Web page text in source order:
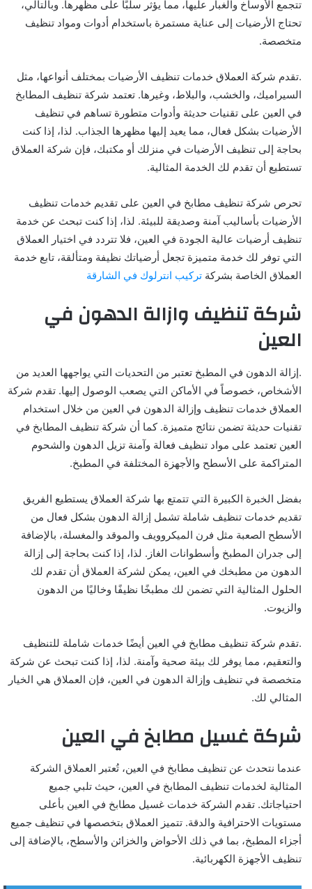
تتجمع الأوساخ والغبار عليها، مما يؤثر سلبًا على مظهرها. وبالتالي،
تحتاج الأرضيات إلى عناية مستمرة باستخدام أدوات ومواد تنظيف
متخصصة.
.تقدم شركة العملاق خدمات تنظيف الأرضيات بمختلف أنواعها، مثل
السيراميك، والخشب، والبلاط، وغيرها. تعتمد شركة تنظيف المطابخ
في العين على تقنيات حديثة وأدوات متطورة تساهم في تنظيف
الأرضيات بشكل فعال، مما يعيد إليها مظهرها الجذاب. لذا، إذا كنت
بحاجة إلى تنظيف الأرضيات في منزلك أو مكتبك، فإن شركة العملاق
تستطيع أن تقدم لك الخدمة المثالية.
تحرص شركة تنظيف مطابخ في العين على تقديم خدمات تنظيف
الأرضيات بأساليب آمنة وصديقة للبيئة. لذا، إذا كنت تبحث عن خدمة
تنظيف أرضيات عالية الجودة في العين، فلا تتردد في اختيار العملاق
التي توفر لك خدمة متميزة تجعل أرضياتك نظيفة ومتألقة، تابع خدمة
العملاق الخاصة بشركة تركيب انترلوك في الشارقة
شركة تنظيف وازالة الدهون في
العين
.إزالة الدهون في المطبخ تعتبر من التحديات التي يواجهها العديد من
الأشخاص، خصوصاً في الأماكن التي يصعب الوصول إليها. تقدم شركة
العملاق خدمات تنظيف وإزالة الدهون في العين من خلال استخدام
تقنيات حديثة تضمن نتائج متميزة. كما أن شركة تنظيف المطابخ في
العين تعتمد على مواد تنظيف فعالة وآمنة تزيل الدهون والشحوم
المتراكمة على الأسطح والأجهزة المختلفة في المطبخ.
بفضل الخبرة الكبيرة التي تتمتع بها شركة العملاق يستطيع الفريق
تقديم خدمات تنظيف شاملة تشمل إزالة الدهون بشكل فعال من
الأسطح الصعبة مثل فرن الميكروويف والموقد والمغسلة، بالإضافة
إلى جدران المطبخ وأسطوانات الغاز. لذا، إذا كنت بحاجة إلى إزالة
الدهون من مطبخك في العين، يمكن لشركة العملاق أن تقدم لك
الحلول المثالية التي تضمن لك مطبخًا نظيفًا وخاليًا من الدهون
والزيوت.
.تقدم شركة تنظيف مطابخ في العين أيضًا خدمات شاملة للتنظيف
والتعقيم، مما يوفر لك بيئة صحية وآمنة. لذا، إذا كنت تبحث عن شركة
متخصصة في تنظيف وإزالة الدهون في العين، فإن العملاق هي الخيار
المثالي لك.
شركة غسيل مطابخ في العين
عندما نتحدث عن تنظيف مطابخ في العين، تُعتبر العملاق الشركة
المثالية لخدمات تنظيف المطابخ في العين، حيث تلبي جميع
احتياجاتك. تقدم الشركة خدمات غسيل مطابخ في العين بأعلى
مستويات الاحترافية والدقة. تتميز العملاق بتخصصها في تنظيف جميع
أجزاء المطبخ، بما في ذلك الأحواض والخزائن والأسطح، بالإضافة إلى
تنظيف الأجهزة الكهربائية.